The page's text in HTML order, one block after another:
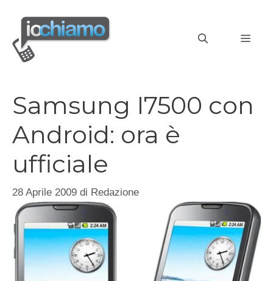
contenuto
Samsung I7500 con
Android: ora è
ufficiale
28 Aprile 2009 di Redazione